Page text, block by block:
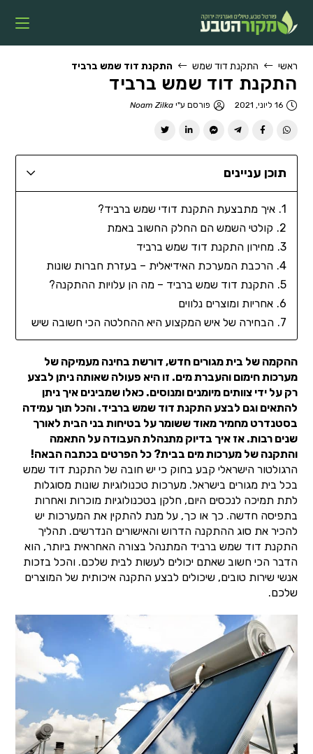
ראשי התקנת דוד שמש התקנת דוד שמש ברביד
התקנת דוד שמש ברביד
16 ליוני, 2021 פורסם ע"יNoam Zilka
תוכן עניינים
איך מתבצעת התקנת דודי שמש ברביד?
קולטי השמש הם החלק החשוב באמת
מחירון התקנת דוד שמש ברביד
הרכבת המערכת האידיאלית – בעזרת חברות שונות
התקנת דוד שמש ברביד – מה הן עלויות ההתקנה?
אחריות ומוצרים נלווים
הבחירה של איש המקצוע היא ההחלטה הכי חשובה שיש
ההקמה של בית מגורים חדש, דורשת בחינה מעמיקה של
מערכות חימום והעברת מים. זו היא פעולה שאותה ניתן לבצע
רק על ידי צוותים מיומנים ומנוסים. כאלו שמבינים איך ניתן
להתאים וגם לבצע התקנת דוד שמש ברביד. והכל תוך עמידה
בסטנדרט מחמיר מאוד ששומר על בטיחות בני הבית לאורך
שנים רבות. אז איך בדיוק מתנהלת העבודה על התאמה
והתקנה של מערכות מים בבית? כל הפרטים בכתבה הבאה!
הרגולטור הישראלי קבע בחוק כי יש חובה של התקנת דוד שמש
בכל בית מגורים בישראל. מערכות טכנולוגיות שונות מסוגלות
לתת תמיכה לנכסים היום, חלקן בטכנולוגיות מוכרות ואחרות
בתפיסה חדשה. כך או כך, על מנת להתקין את המערכות יש
להכיר את סוג ההתקנה הדרוש והאישורים הנדרשים. תהליך
התקנת דוד שמש ברביד המתנהל בצורה האחראית ביותר, הוא
הדבר הכי חשוב שאתם יכולים לעשות לבית שלכם. והכל בזכות
אנשי שירות טובים, שיכולים לבצע התקנה איכותית של המוצרים
שלכם.